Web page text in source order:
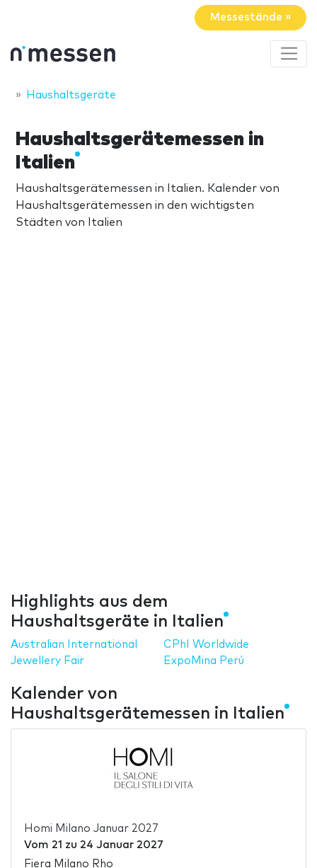
Messestände »
Haushaltsgeräte
Haushaltsgerätemessen in
Italien
Haushaltsgerätemessen in Italien. Kalender von
Haushaltsgerätemessen in den wichtigsten
Städten von Italien
Highlights aus dem
Haushaltsgeräte in Italien
Australian International
Jewellery Fair
CPhI Worldwide
ExpoMina Perú
Kalender von
Haushaltsgerätemessen in Italien
Homi Milano Januar 2027
Vom 21 zu 24 Januar 2027
Fiera Milano Rho